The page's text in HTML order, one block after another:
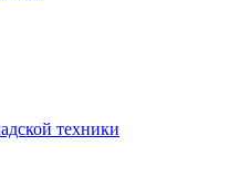
техники